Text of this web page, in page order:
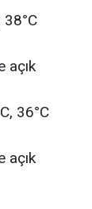
38°C
açık
36°C
açık